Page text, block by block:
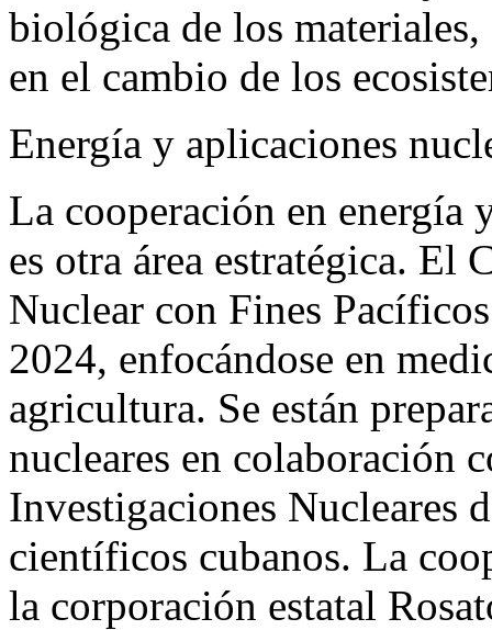
biológica de los
en el cambio de los
Energía y aplicaciones
La cooperación en energía
es otra área estratégica. El
Nuclear con Fines
2024, enfocándose en
agricultura. Se están
nucleares en colaboración
Investigaciones Nucleares
científicos cubanos. La
la corporación estatal